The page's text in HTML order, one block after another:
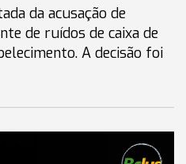
da acusação de
de ruídos de caixa de
A decisão foi